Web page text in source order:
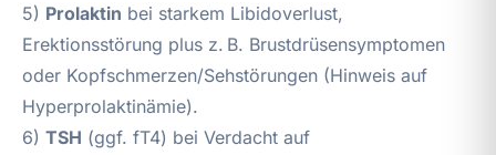
5) Prolaktin bei starkem Libidoverlust,
Erektionsstörung plus z. B. Brustdrüsensymptomen
oder Kopfschmerzen/Sehstörungen (Hinweis auf
Hyperprolaktinämie).
6) TSH (ggf. fT4) bei Verdacht auf